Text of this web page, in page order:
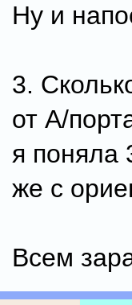
Ну и
3.
от А/
я поняла
же с
Всем